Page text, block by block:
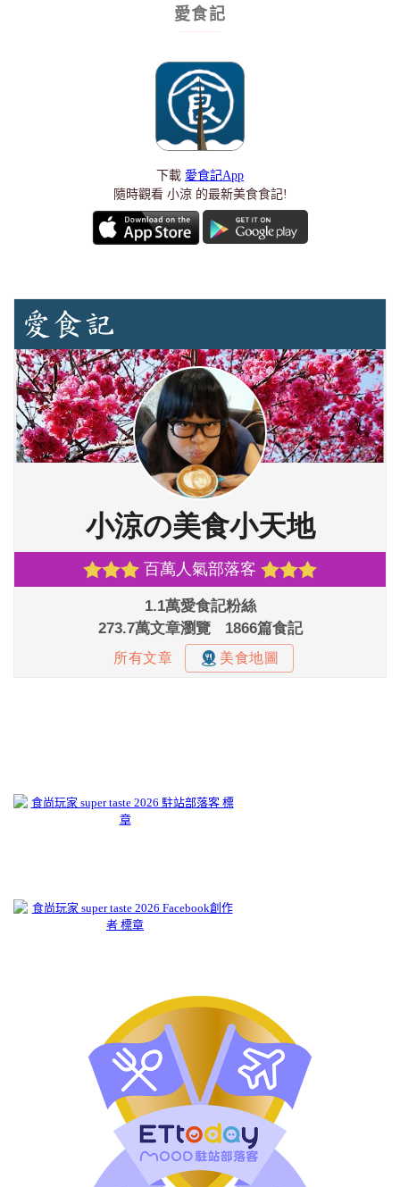
愛食記
下載 愛食記App
隨時觀看 小涼 的最新美食食記!